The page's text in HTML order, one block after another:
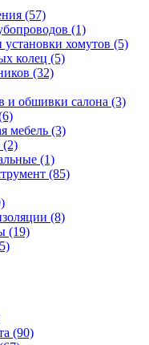
(57)
(1)
хомутов (5)
колец (5)
(32)
и обшивки салона (3)
мебель (3)
(2)
(1)
(85)
(8)
(19)
(90)